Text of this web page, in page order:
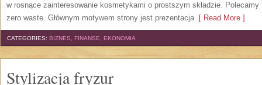
w rosnące zainteresowanie kosmetykami o prostszym składzie. Polecamy
zero waste. Głównym motywem strony jest prezentacja[ Read More ]
CATEGORIES: BIZNES, FINANSE, EKONOMIA
Stylizacja fryzur